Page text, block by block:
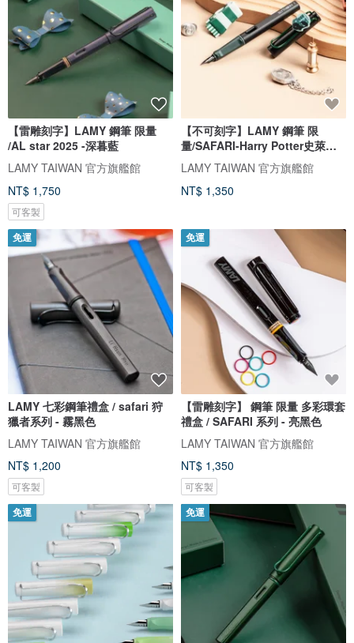
【雷雕刻字】LAMY 鋼筆 限量
/AL star 2025 -深暮藍
LAMY TAIWAN 官方旗艦館
NT$ 1,750
可客製
【不可刻字】LAMY 鋼筆 限
量/SAFARI-Harry Potter史萊哲
林 綠色
LAMY TAIWAN 官方旗艦館
NT$ 1,350
免運
LAMY 七彩鋼筆禮盒 / safari 狩
獵者系列 - 霧黑色
LAMY TAIWAN 官方旗艦館
NT$ 1,200
可客製
免運
【雷雕刻字】 鋼筆 限量 多彩環套
禮盒 / SAFARI 系列 - 亮黑色
LAMY TAIWAN 官方旗艦館
NT$ 1,350
可客製
免運 免運